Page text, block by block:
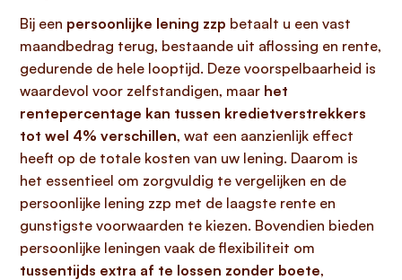
Bij een persoonlijke lening zzp betaalt u een vast
maandbedrag terug, bestaande uit aflossing en rente,
gedurende de hele looptijd. Deze voorspelbaarheid is
waardevol voor zelfstandigen, maar het
rentepercentage kan tussen kredietverstrekkers
tot wel 4% verschillen, wat een aanzienlijk effect
heeft op de totale kosten van uw lening. Daarom is
het essentieel om zorgvuldig te vergelijken en de
persoonlijke lening zzp met de laagste rente en
gunstigste voorwaarden te kiezen. Bovendien bieden
persoonlijke leningen vaak de flexibiliteit om
tussentijds extra af te lossen zonder boete,